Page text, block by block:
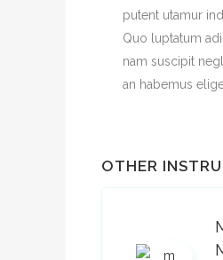
putent utamur
Quo luptatum
nam suscipit
an habemus
OTHER